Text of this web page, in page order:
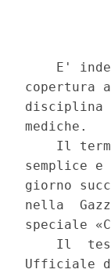
E'
copertura
disciplina
mediche.
Il
semplice
giorno
nella
speciale
Il
Ufficiale